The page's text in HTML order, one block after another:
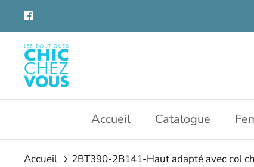
Aller
contenu
Accueil Catalogue
Accueil 2BT390-2B141-Haut adapté avec col